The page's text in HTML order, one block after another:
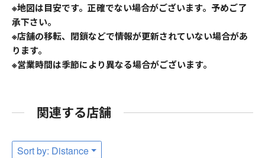
※地図は目安です。正確でない場合がございます。予めご了
承下さい。
※店舗の移転、閉鎖などで情報が更新されていない場合があ
ります。
※営業時間は季節により異なる場合がございます。
関連する店舗
Sort by: Distance